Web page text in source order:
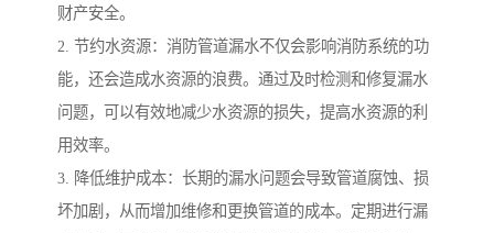
财产安全。
2. 节约水资源：消防管道漏水不仅会影响消防系统的功
能，还会造成水资源的浪费。通过及时检测和修复漏水
问题，可以有效地减少水资源的损失，提高水资源的利
用效率。
3. 降低维护成本：长期的漏水问题会导致管道腐蚀、损
坏加剧，从而增加维修和更换管道的成本。定期进行漏